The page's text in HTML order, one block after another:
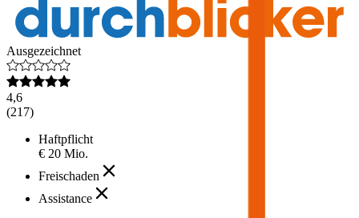
Ausgezeichnet
4,6
(217)
Haftpflicht
€ 20 Mio.
Freischaden
Assistance